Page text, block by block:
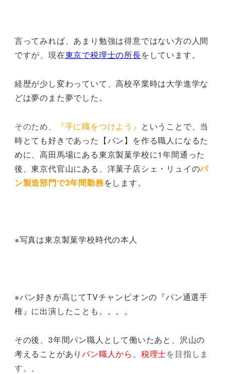
言ってみれば、あまり勉強は得意ではない方の人間
ですが、現在東京で税理士の所長をしています。
経歴が少し変わっていて、高校卒業時は大学進学な
どは夢のまた夢でした。
そのため、 『手に職をつけよう』 ということで、当
時とても好きであった【パン】を作る職人になるた
めに、高田馬場にある東京製菓学校に1年間通った
後、東京代官山にある、洋菓子店シェ・リュイのパ
ン製造部門で3年間勤務をします。
※写真は東京製菓学校時代の本人
※パン好きが高じてTVチャンピオンの『パン通選手
権』に出演したことも。。。。
その後、3年間パン職人として働いたあと、沢山の
考えることがありパン職人から、税理士を目指しま
す。 。